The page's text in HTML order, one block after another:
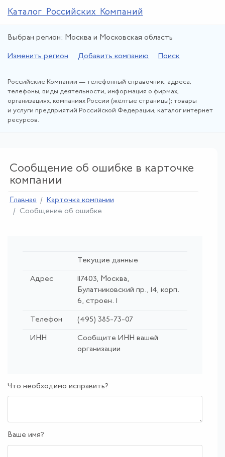
Каталог Российских Компаний
Выбран регион: Москва и Московская область
Изменить регион Добавить компанию Поиск
Российские Компании — телефонный справочник, адреса,
телефоны, виды деятельности, информация о фирмах,
организациях, компаниях России (жёлтые страницы); товары
и услуги предприятий Российской Федерации; каталог интернет
ресурсов.
Сообщение об ошибке в карточке
компании
Главная
Карточка компании
Сообщение об ошибке
Текущие данные
Адрес
117403, Москва,
Булатниковский пр., 14, корп.
6, строен. 1
Телефон (495) 385-73-07
ИНН
Сообщите ИНН вашей
организации
Что необходимо исправить?
Ваше имя?